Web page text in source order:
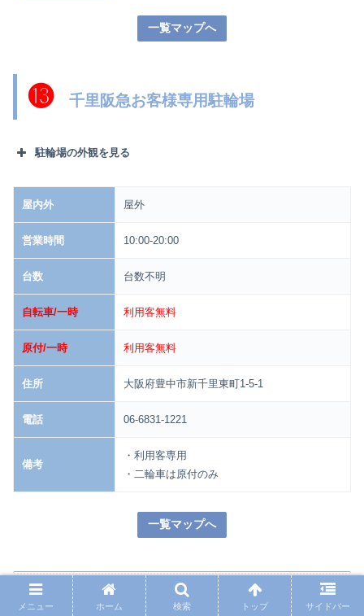
一覧マップへ
⓭千里阪急お客様専用駐輪場
駐輪場の外観を見る
屋内外 屋外
営業時間 10:00-20:00
台数 台数不明
自転車/一時 利用客無料
原付/一時 利用客無料
住所 大阪府豊中市新千里東町1-5-1
電話 06-6831-1221
備考
・利用客専用
・二輪車は原付のみ
一覧マップへ
【千里中央エリア】放置禁止区域や撤去場
メニュー ホーム 検索 トップ サイドバー